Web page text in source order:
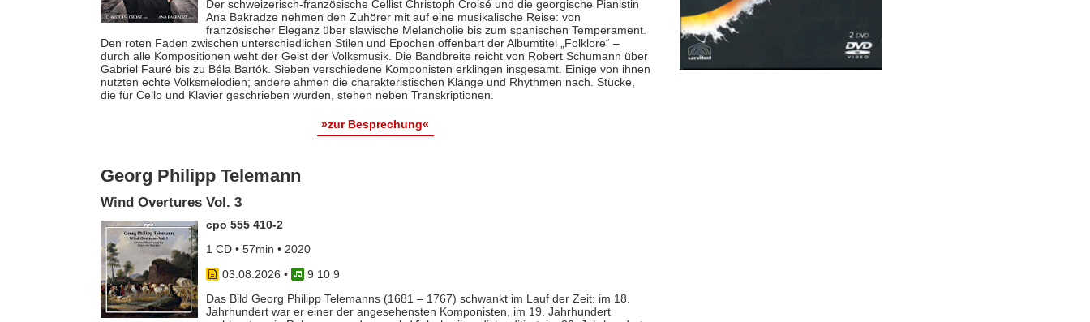
Der schweizerisch-französische Cellist Christoph Croisé und die georgische Pianistin
Ana Bakradze nehmen den Zuhörer mit auf eine musikalische Reise: von
französischer Eleganz über slawische Melancholie bis zum spanischen Temperament.
Den roten Faden zwischen unterschiedlichen Stilen und Epochen offenbart der Albumtitel „Folklore“ –
durch alle Kompositionen weht der Geist der Volksmusik. Die Bandbreite reicht von Robert Schumann über
Gabriel Fauré bis zu Béla Bartók. Sieben verschiedene Komponisten erklingen insgesamt. Einige von ihnen
nutzten echte Volksmelodien; andere ahmen die charakteristischen Klänge und Rhythmen nach. Stücke,
die für Cello und Klavier geschrieben wurden, stehen neben Transkriptionen.
»zur Besprechung«
Georg Philipp Telemann
Wind Overtures Vol. 3
cpo 555 410-2
1 CD • 57min • 2020
03.08.2026 •
9 10 9
Das Bild Georg Philipp Telemanns (1681 – 1767) schwankt im Lauf der Zeit: im 18.
Jahrhundert war er einer der angesehensten Komponisten, im 19. Jahrhundert